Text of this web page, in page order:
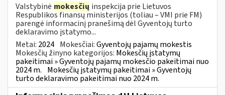
Valstybinė mokesčių inspekcija prie Lietuvos
Respublikos finansų ministerijos (toliau – VMI prie FM)
parengė informacinį pranešimą dėl Gyventojų turto
deklaravimo įstatymo...
Metai: 2024 Mokesčiai:Gyventojų pajamų mokestis
Mokesčių žinyno kategorijos: Mokesčių įstatymų
pakeitimai » Gyventojų pajamų mokesčio pakeitimai nuo
2024 m. Mokesčių įstatymų pakeitimai » Gyventojų
turto deklaravimo pakeitimai nuo 2024 m.